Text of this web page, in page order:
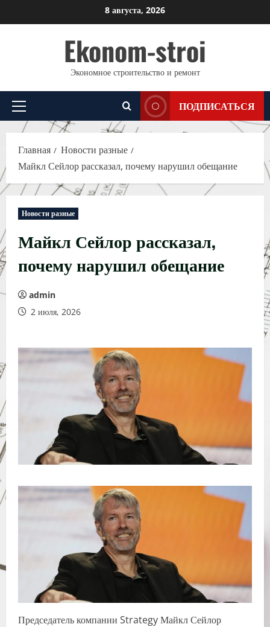
к
8 августа, 2026
Ekonom-stroi
Экономное строительство и ремонт
Основное
меню
ПОДПИСАТЬСЯ
Главная
Новости разные
Майкл Сейлор рассказал, почему нарушил обещание
Новости разные
Майкл Сейлор рассказал,
почему нарушил обещание
admin
2 июля, 2026
Председатель компании Strategy Майкл Сейлор